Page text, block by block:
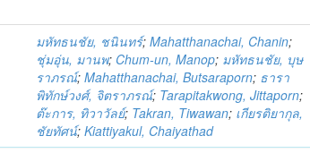
มหัทธนชัย, ชนินทร์;Mahatthanachai, Chanin;
ชุ่มอุ่น, มานพ; Chum-un, Manop; มหัทธนชัย, บุษ
ราภรณ์;Mahatthanachai, Butsaraporn; ธารา
พิทักษ์วงศ์, จิตราภรณ์; Tarapitakwong, Jittaporn;
ต๊ะการ, ทิวาวัลย์; Takran, Tiwawan; เกียรติยากุล,
ชัยทัศน์;Kiattiyakul, Chaiyathad